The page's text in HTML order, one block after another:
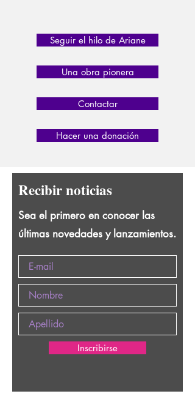
Seguir el hilo de Ariane
Una obra pionera
Contactar
Hacer una donación
Recibir noticias
Sea el primero en conocer las
últimas novedades y lanzamientos.
Inscribirse